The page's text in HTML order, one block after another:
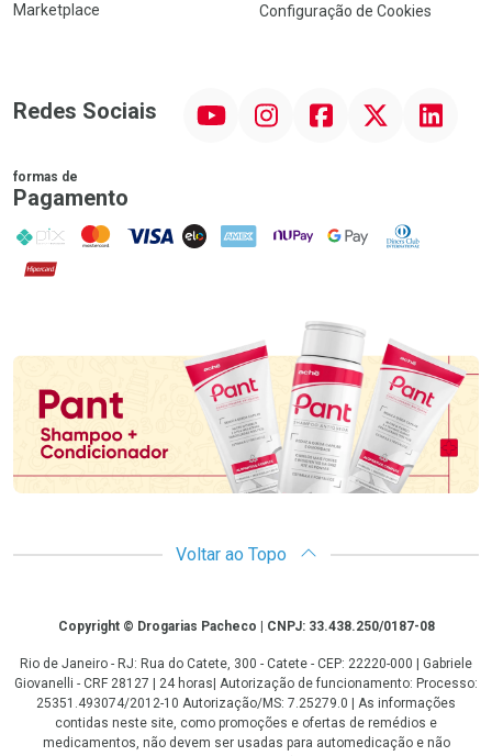
Marketplace
Configuração de Cookies
Redes Sociais InstagramFacebookTwitter Linkedin
formas de
Pagamento
PIX MasterCard
VISA ELO AMEX NuPay Google PayDiners Club
Hipercard
Promoção em Destaque
Voltar ao Topo
CopyrightCopyright © Drogarias Pacheco | CNPJ: 33.438.250/0187-08
Rio de Janeiro - RJ: Rua do Catete, 300 - Catete - CEP: 22220-000 | Gabriele
Giovanelli - CRF 28127 | 24 horas| Autorização de funcionamento: Processo:
25351.493074/2012-10 Autorização/MS: 7.25279.0 | As informações
contidas neste site, como promoções e ofertas de remédios e
medicamentos, não devem ser usadas para automedicação e não